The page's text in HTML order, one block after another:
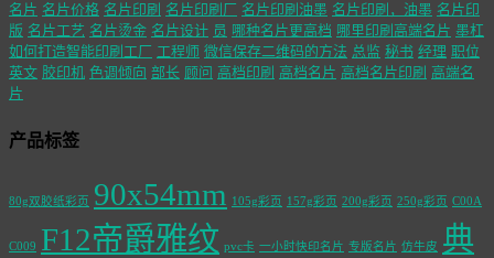
名片 名片价格 名片印刷 名片印刷厂 名片印刷油墨 名片印刷，油墨 名片印
版 名片工艺 名片烫金 名片设计 员 哪种名片更高档 哪里印刷高端名片 墨杠
如何打造智能印刷工厂 工程师 微信保存二维码的方法 总监 秘书 经理 职位
英文 胶印机 色调倾向 部长 顾问 高档印刷 高档名片 高档名片印刷 高端名
片
产品标签
80g双胶纸彩页 90x54mm 105g彩页 157g彩页 200g彩页 250g彩页 C00A
C009 F12帝爵雅纹 pvc卡 一小时快印名片 专版名片 仿牛皮 典